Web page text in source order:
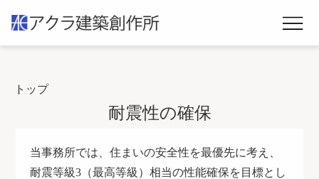
トップ
耐震性の確保
当事務所では、住まいの安全性を最優先に考え、
耐震等級3 （最高等級）相当の性能確保を目標とし